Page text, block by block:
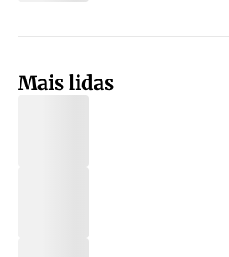
Mais lidas